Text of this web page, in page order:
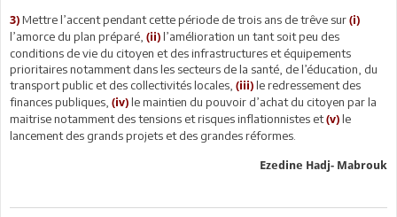
3) Mettre l’accent pendant cette période de trois ans de trêve sur (i)
l’amorce du plan préparé, (ii) l’amélioration un tant soit peu des
conditions de vie du citoyen et des infrastructures et équipements
prioritaires notamment dans les secteurs de la santé, de l’éducation, du
transport public et des collectivités locales, (iii) le redressement des
finances publiques, (iv) le maintien du pouvoir d’achat du citoyen par la
maitrise notamment des tensions et risques inflationnistes et(v) le
lancement des grands projets et des grandes réformes.
Ezedine Hadj- Mabrouk